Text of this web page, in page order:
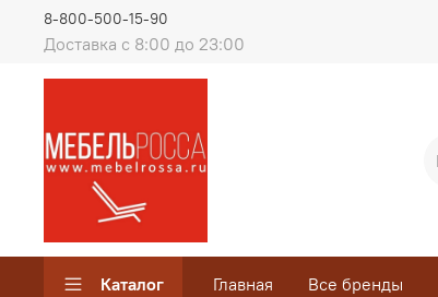
Доставка с 8:00 до 23:00
8-800-500-15-90
Каталог Главная Все бренды